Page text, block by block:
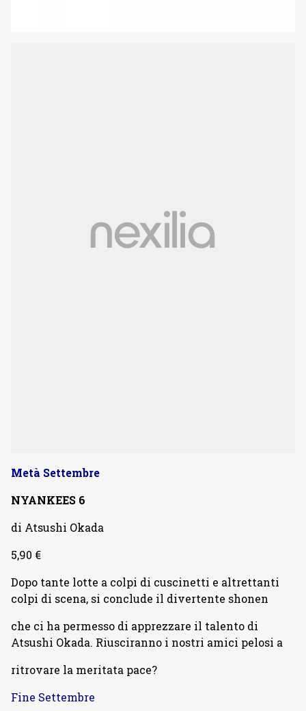
Metà Settembre
NYANKEES 6
di Atsushi Okada
5,90 €
Dopo tante lotte a colpi di cuscinetti e altrettanti
colpi di scena, si conclude il divertente shonen
che ci ha permesso di apprezzare il talento di
Atsushi Okada. Riusciranno i nostri amici pelosi a
ritrovare la meritata pace?
Fine Settembre